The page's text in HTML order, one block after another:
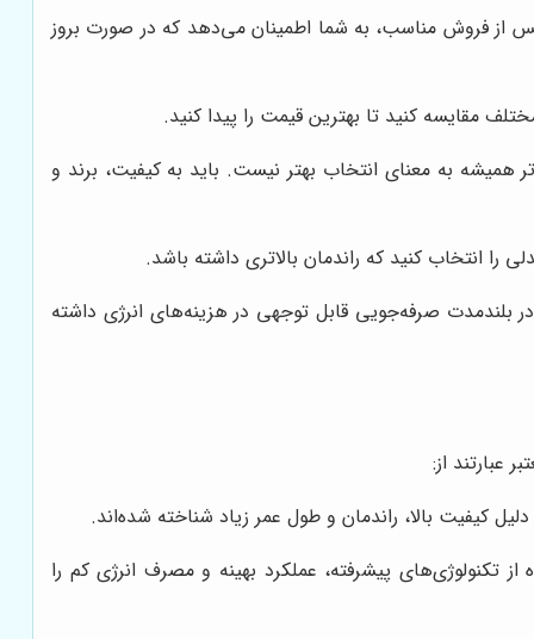
از فروش مناسب، به شما اطمینان می‌دهد که در صورت بروز
مقایسه کنید تا بهترین قیمت را پیدا کنید.
به معنای انتخاب بهتر نیست. باید به کیفیت، برند و
را انتخاب کنید که راندمان بالاتری داشته باشد.
بلندمدت صرفه‌جویی قابل توجهی در هزینه‌های انرژی داشته
عبارتند از:
کیفیت بالا، راندمان و طول عمر زیاد شناخته شده‌اند.
تکنولوژی‌های پیشرفته، عملکرد بهینه و مصرف انرژی کم را